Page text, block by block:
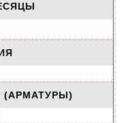
(АРМАТУРЫ)